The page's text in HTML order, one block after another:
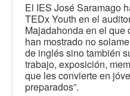
El IES José Saramago
TEDx Youth en el
Majadahonda en el que
han mostrado no
de inglés sino también
trabajo, exposición,
que les convierte en
preparados”.